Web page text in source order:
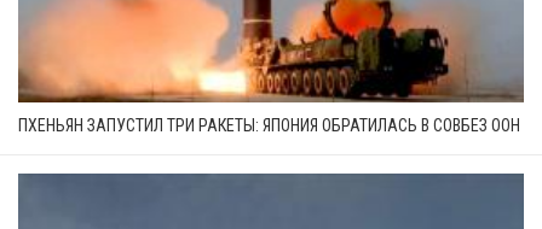
ПХЕНЬЯН ЗАПУСТИЛ ТРИ РАКЕТЫ: ЯПОНИЯ ОБРАТИЛАСЬ В СОВБЕЗ ООН